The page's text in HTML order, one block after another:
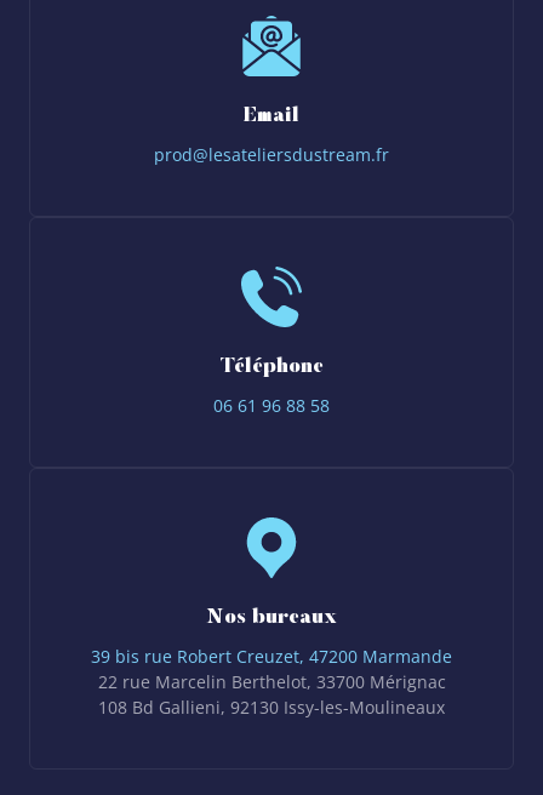
Email
prod@lesateliersdustream.fr
Téléphone
06 61 96 88 58
Nos bureaux
39 bis rue Robert Creuzet, 47200 Marmande
22 rue Marcelin Berthelot, 33700 Mérignac
108 Bd Gallieni, 92130 Issy-les-Moulineaux